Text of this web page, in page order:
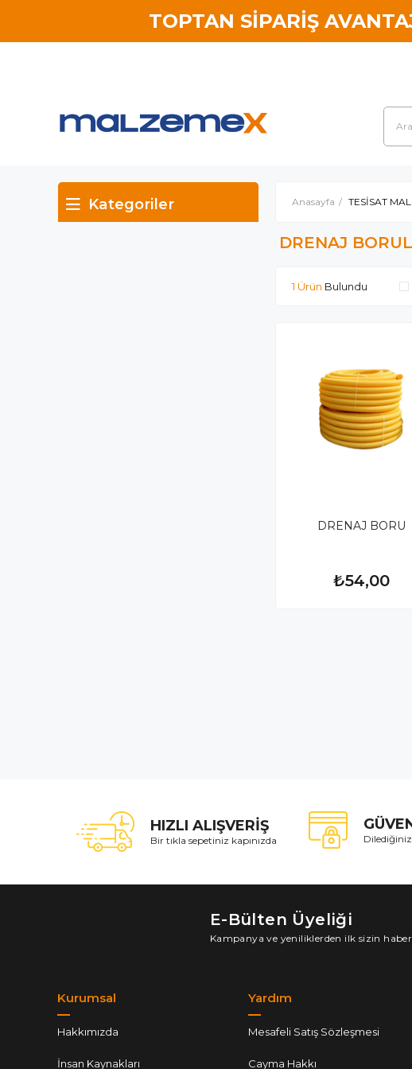
TOPTAN SİPARİŞ
Kategoriler Anasayfa TESİSAT
DRENAJ
1 Ürün
DRENAJ BORU
₺54,00
HIZLI ALIŞVERİŞ
Bir tıkla sepetiniz kapınızda
E-Bülten Üyeliği
Kampanya ve yeniliklerden ilk sizin
Kurumsal
Hakkımızda
İnsan Kaynakları
Yardım
Mesafeli Satış Sözleşmesi
Cayma Hakkı